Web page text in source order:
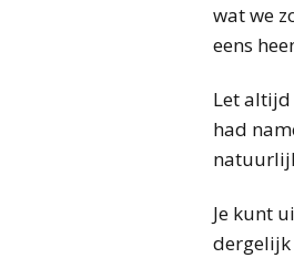
wat we
eens
Let altijd
had
Je kunt
dergelijk